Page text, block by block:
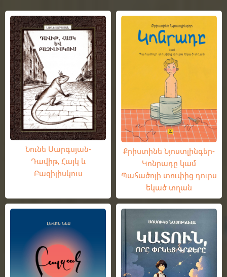
Նունե Սարգսյան-
Դավիթ, Հայկ և
Բազիլիսկուս
Քրիստինե Նյոստլինգեր-
Կոնրադը կամ
Պահածոյի տուփից դուրս
եկած տղան